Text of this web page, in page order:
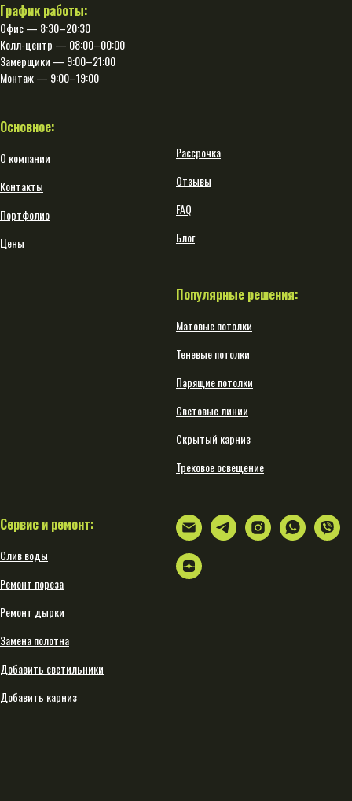
График работы:
Офис — 8:30–20:30
Колл-центр — 08:00–00:00
Замерщики — 9:00–21:00
Монтаж — 9:00–19:00
Основное:
О компании
Контакты
Портфолио
Цены
Рассрочка
Отзывы
FAQ
Блог
Популярные решения:
Матовые потолки
Теневые потолки
Парящие потолки
Световые линии
Скрытый карниз
Трековое освещение
Сервис и ремонт:
Слив воды
Ремонт пореза
Ремонт дырки
Замена полотна
Добавить светильники
Добавить карниз